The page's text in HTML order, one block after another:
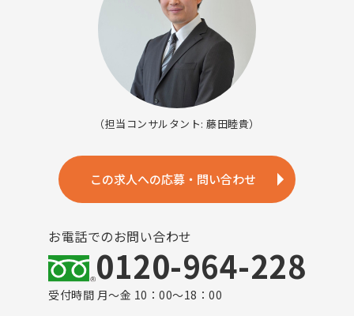
（担当コンサルタント: 藤田睦貴）
この求人への応募・問い合わせ
お電話でのお問い合わせ
0120-964-228
受付時間 月～金 10：00～18：00